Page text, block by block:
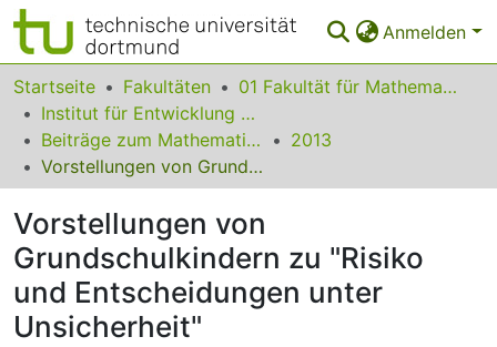
Anmelden
Bereiche & Sammlungen
Das gesamte Repositorium
Statistiken
FAQ
Leitlinien
Zurück zur Startseite
Startseite Fakultäten
01 Fakultät für Mathematik
Institut für Entwicklung und Erforschung des Mathematikunterrichts
Beiträge zum Mathematikunterricht
2013
Vorstellungen von Grundschulkindern zu "Risiko und Entscheidungen unter Unsicherheit"
Vorstellungen von
Grundschulkindern zu "Risiko
und Entscheidungen unter
Unsicherheit"